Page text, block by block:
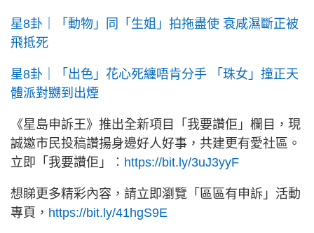
星8卦｜「動物」同「生姐」拍拖盡使 衰咸濕斷正被
飛抵死
星8卦｜「出色」花心死纏唔肯分手 「珠女」撞正天
體派對嬲到出煙
《星島申訴王》推出全新項目「我要讚佢」欄目，現
誠邀市民投稿讚揚身邊好人好事，共建更有愛社區。
立即「我要讚佢」︰ https://bit.ly/3uJ3yyF
想睇更多精彩內容，請立即瀏覽「區區有申訴」活動
專頁， https://bit.ly/41hgS9E